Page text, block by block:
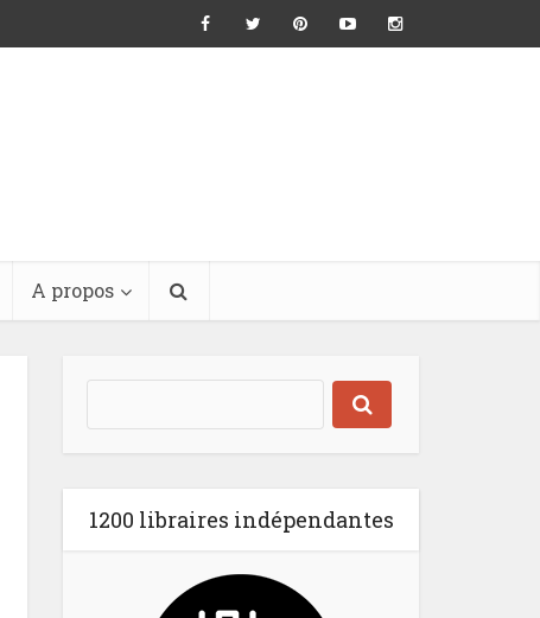
A propos
1200 libraires indépendantes